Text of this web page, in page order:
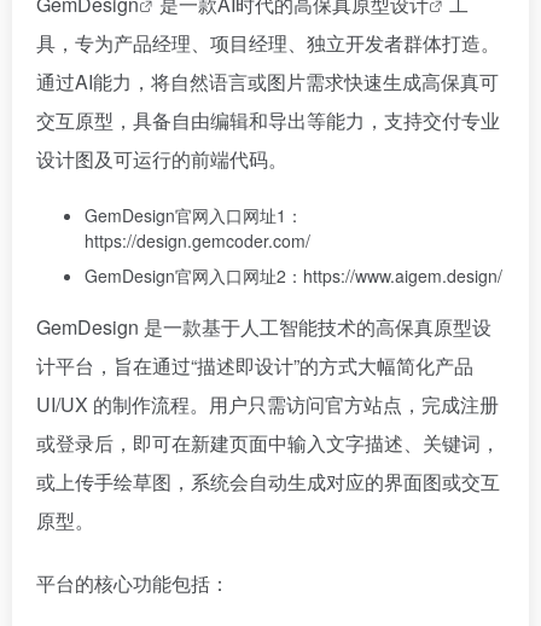
具，专为产品经理、项目经理、独立开发者群体打造。
通过AI能力，将自然语言或图片需求快速生成高保真可
交互原型，具备自由编辑和导出等能力，支持交付专业
设计图及可运行的前端代码。
GemDesign官网入口网址1：
https://design.gemcoder.com/
GemDesign官网入口网址2：https://www.aigem.design/
GemDesign 是一款基于人工智能技术的高保真原型设
计平台，旨在通过“描述即设计”的方式大幅简化产品
UI/UX 的制作流程。用户只需访问官方站点，完成注册
或登录后，即可在新建页面中输入文字描述、关键词，
或上传手绘草图，系统会自动生成对应的界面图或交互
原型。
平台的核心功能包括：